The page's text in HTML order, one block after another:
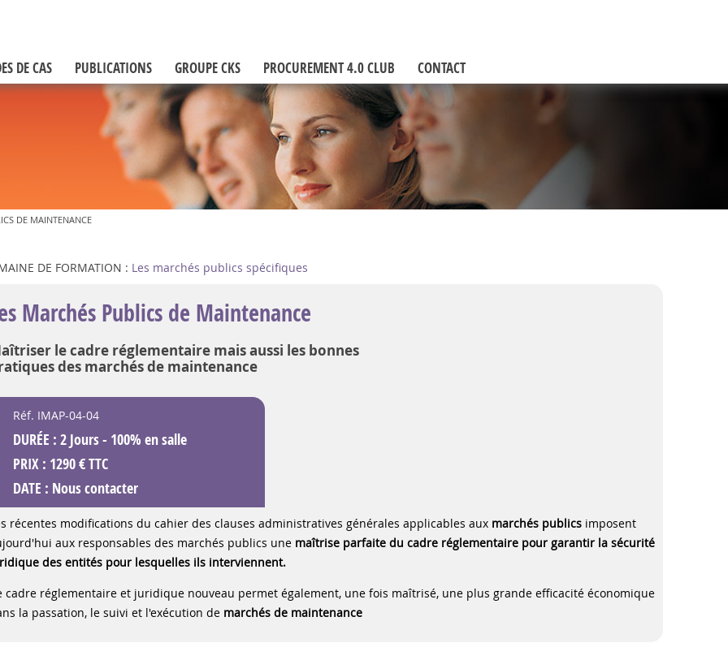
DE CAS PUBLICATIONS GROUPE CKS PROCUREMENT 4.0 CLUB CONTACT
DE MAINTENANCE
DE FORMATION : Les marchés publics spécifiques
Marchés Publics de Maintenance
le cadre réglementaire mais aussi les bonnes
des marchés de maintenance
Réf. IMAP-04-04
DURÉE : 2 Jours - 100% en salle
PRIX : 1290 € TTC
DATE : Nous contacter
récentes modifications du cahier des clauses administratives générales applicables aux marchés publics imposent
aux responsables des marchés publics une maîtrise parfaite du cadre réglementaire pour garantir la sécurité
des entités pour lesquelles ils interviennent.
cadre réglementaire et juridique nouveau permet également, une fois maîtrisé, une plus grande efficacité économique
la passation, le suivi et l'exécution de marchés de maintenance